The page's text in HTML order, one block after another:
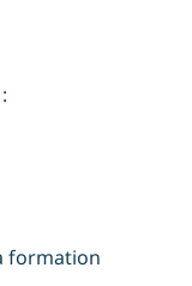
formation